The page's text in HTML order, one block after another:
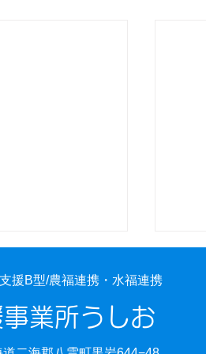
援B型/農福連携・水福連携
業所うしお